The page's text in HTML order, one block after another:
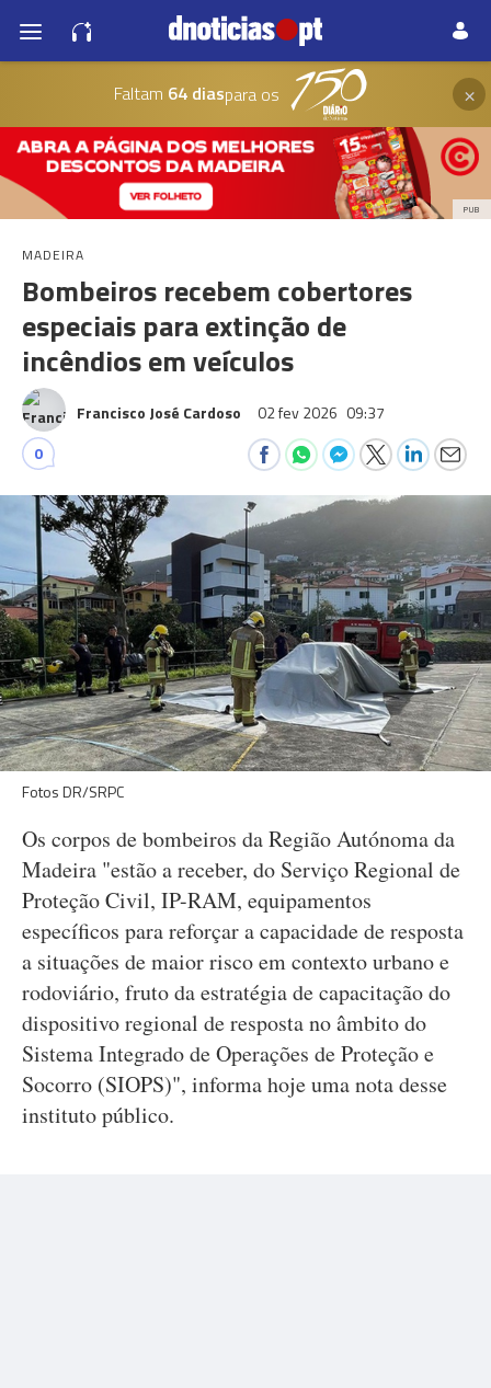
Faltam 64 diaspara os ×
PUB
MADEIRA
Bombeiros recebem cobertores
especiais para extinção de
incêndios em veículos
Francisco José Cardoso 02 fev 2026 09:37
0
Fotos DR/SRPC
Os corpos de bombeiros da Região Autónoma da
Madeira "estão a receber, do Serviço Regional de
Proteção Civil, IP-RAM, equipamentos
específicos para reforçar a capacidade de resposta
a situações de maior risco em contexto urbano e
rodoviário, fruto da estratégia de capacitação do
dispositivo regional de resposta no âmbito do
Sistema Integrado de Operações de Proteção e
Socorro (SIOPS)", informa hoje uma nota desse
instituto público.